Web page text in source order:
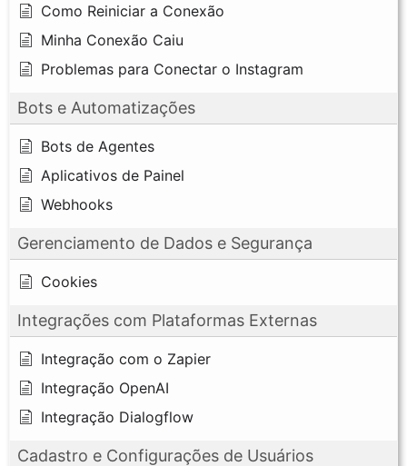
Como Reiniciar a Conexão
Minha Conexão Caiu
Problemas para Conectar o Instagram
Bots e Automatizações
Bots de Agentes
Aplicativos de Painel
Webhooks
Gerenciamento de Dados e Segurança
Cookies
Integrações com Plataformas Externas
Integração com o Zapier
Integração OpenAI
Integração Dialogflow
Cadastro e Configurações de Usuários